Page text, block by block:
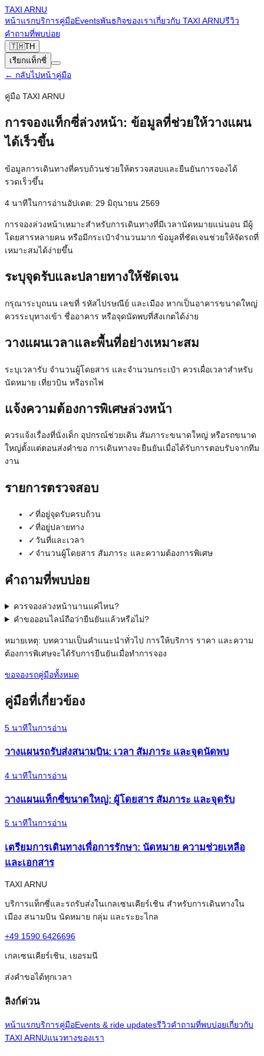
TAXI ARNU
หน้าแรกบริการคู่มือEventsพันธกิจของเราเกี่ยวกับ TAXI ARNUรีวิว
คำถามที่พบบ่อย
🇹🇭TH
เรียกแท็กซี่
← กลับไปหน้าคู่มือ
คู่มือ TAXI ARNU
การจองแท็กซี่ล่วงหน้า: ข้อมูลที่ช่วยให้วางแผน
ได้เร็วขึ้น
ข้อมูลการเดินทางที่ครบถ้วนช่วยให้ตรวจสอบและยืนยันการจองได้
รวดเร็วขึ้น
4 นาทีในการอ่านอัปเดต: 29 มิถุนายน 2569
การจองล่วงหน้าเหมาะสำหรับการเดินทางที่มีเวลานัดหมายแน่นอน มีผู้
โดยสารหลายคน หรือมีกระเป๋าจำนวนมาก ข้อมูลที่ชัดเจนช่วยให้จัดรถที่
เหมาะสมได้ง่ายขึ้น
ระบุจุดรับและปลายทางให้ชัดเจน
กรุณาระบุถนน เลขที่ รหัสไปรษณีย์ และเมือง หากเป็นอาคารขนาดใหญ่
ควรระบุทางเข้า ชื่ออาคาร หรือจุดนัดพบที่สังเกตได้ง่าย
วางแผนเวลาและพื้นที่อย่างเหมาะสม
ระบุเวลารับ จำนวนผู้โดยสาร และจำนวนกระเป๋า ควรเผื่อเวลาสำหรับ
นัดหมาย เที่ยวบิน หรือรถไฟ
แจ้งความต้องการพิเศษล่วงหน้า
ควรแจ้งเรื่องที่นั่งเด็ก อุปกรณ์ช่วยเดิน สัมภาระขนาดใหญ่ หรือรถขนาด
ใหญ่ตั้งแต่ตอนส่งคำขอ การเดินทางจะยืนยันเมื่อได้รับการตอบรับจากทีม
งาน
รายการตรวจสอบ
✓ที่อยู่จุดรับครบถ้วน
✓ที่อยู่ปลายทาง
✓วันที่และเวลา
✓จำนวนผู้โดยสาร สัมภาระ และความต้องการพิเศษ
คำถามที่พบบ่อย
ควรจองล่วงหน้านานแค่ไหน?
คำขอออนไลน์ถือว่ายืนยันแล้วหรือไม่?
หมายเหตุ: บทความเป็นคำแนะนำทั่วไป การให้บริการ ราคา และความ
ต้องการพิเศษจะได้รับการยืนยันเมื่อทำการจอง
ขอจองรถคู่มือทั้งหมด
คู่มือที่เกี่ยวข้อง
5 นาทีในการอ่าน
วางแผนรถรับส่งสนามบิน: เวลา สัมภาระ และจุดนัดพบ
4 นาทีในการอ่าน
วางแผนแท็กซี่ขนาดใหญ่: ผู้โดยสาร สัมภาระ และจุดรับ
5 นาทีในการอ่าน
เตรียมการเดินทางเพื่อการรักษา: นัดหมาย ความช่วยเหลือ
และเอกสาร
TAXI ARNU
บริการแท็กซี่และรถรับส่งในเกลเซนเคียร์เชิน สำหรับการเดินทางใน
เมือง สนามบิน นัดหมาย กลุ่ม และระยะไกล
+49 1590 6426696
เกลเซนเคียร์เชิน, เยอรมนี
ส่งคำขอได้ทุกเวลา
ลิงก์ด่วน
หน้าแรกบริการคู่มือEvents & ride updatesรีวิวคำถามที่พบบ่อยเกี่ยวกับ
TAXI ARNUแนวทางของเรา